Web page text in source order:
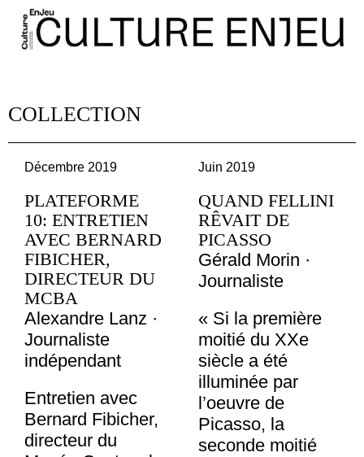
COLLECTION
Décembre 2019
PLATEFORME
10: ENTRETIEN
AVEC BERNARD
FIBICHER,
DIRECTEUR DU
MCBA
Alexandre Lanz ·
Journaliste
indépendant
Entretien avec
Bernard Fibicher,
directeur du
Juin 2019
QUAND FELLINI
RÊVAIT DE
PICASSO
Gérald Morin ·
Journaliste
« Si la première
moitié du XXe
siècle a été
illuminée par
l’oeuvre de
Picasso, la
seconde moitié